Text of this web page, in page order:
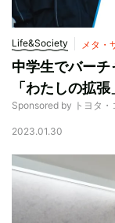
Life&Society メタ・
中学生でバー
「わたしの拡
Sponsored by トヨタ・
2023.01.30